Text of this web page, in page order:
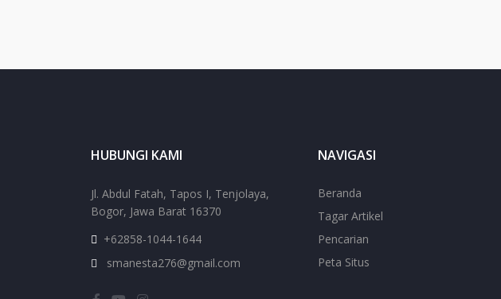
HUBUNGI KAMI
Jl. Abdul Fatah, Tapos I, Tenjolaya,
Bogor, Jawa Barat 16370
+62858-1044-1644
smanesta276@gmail.com
NAVIGASI
Beranda
Tagar Artikel
Pencarian
Peta Situs